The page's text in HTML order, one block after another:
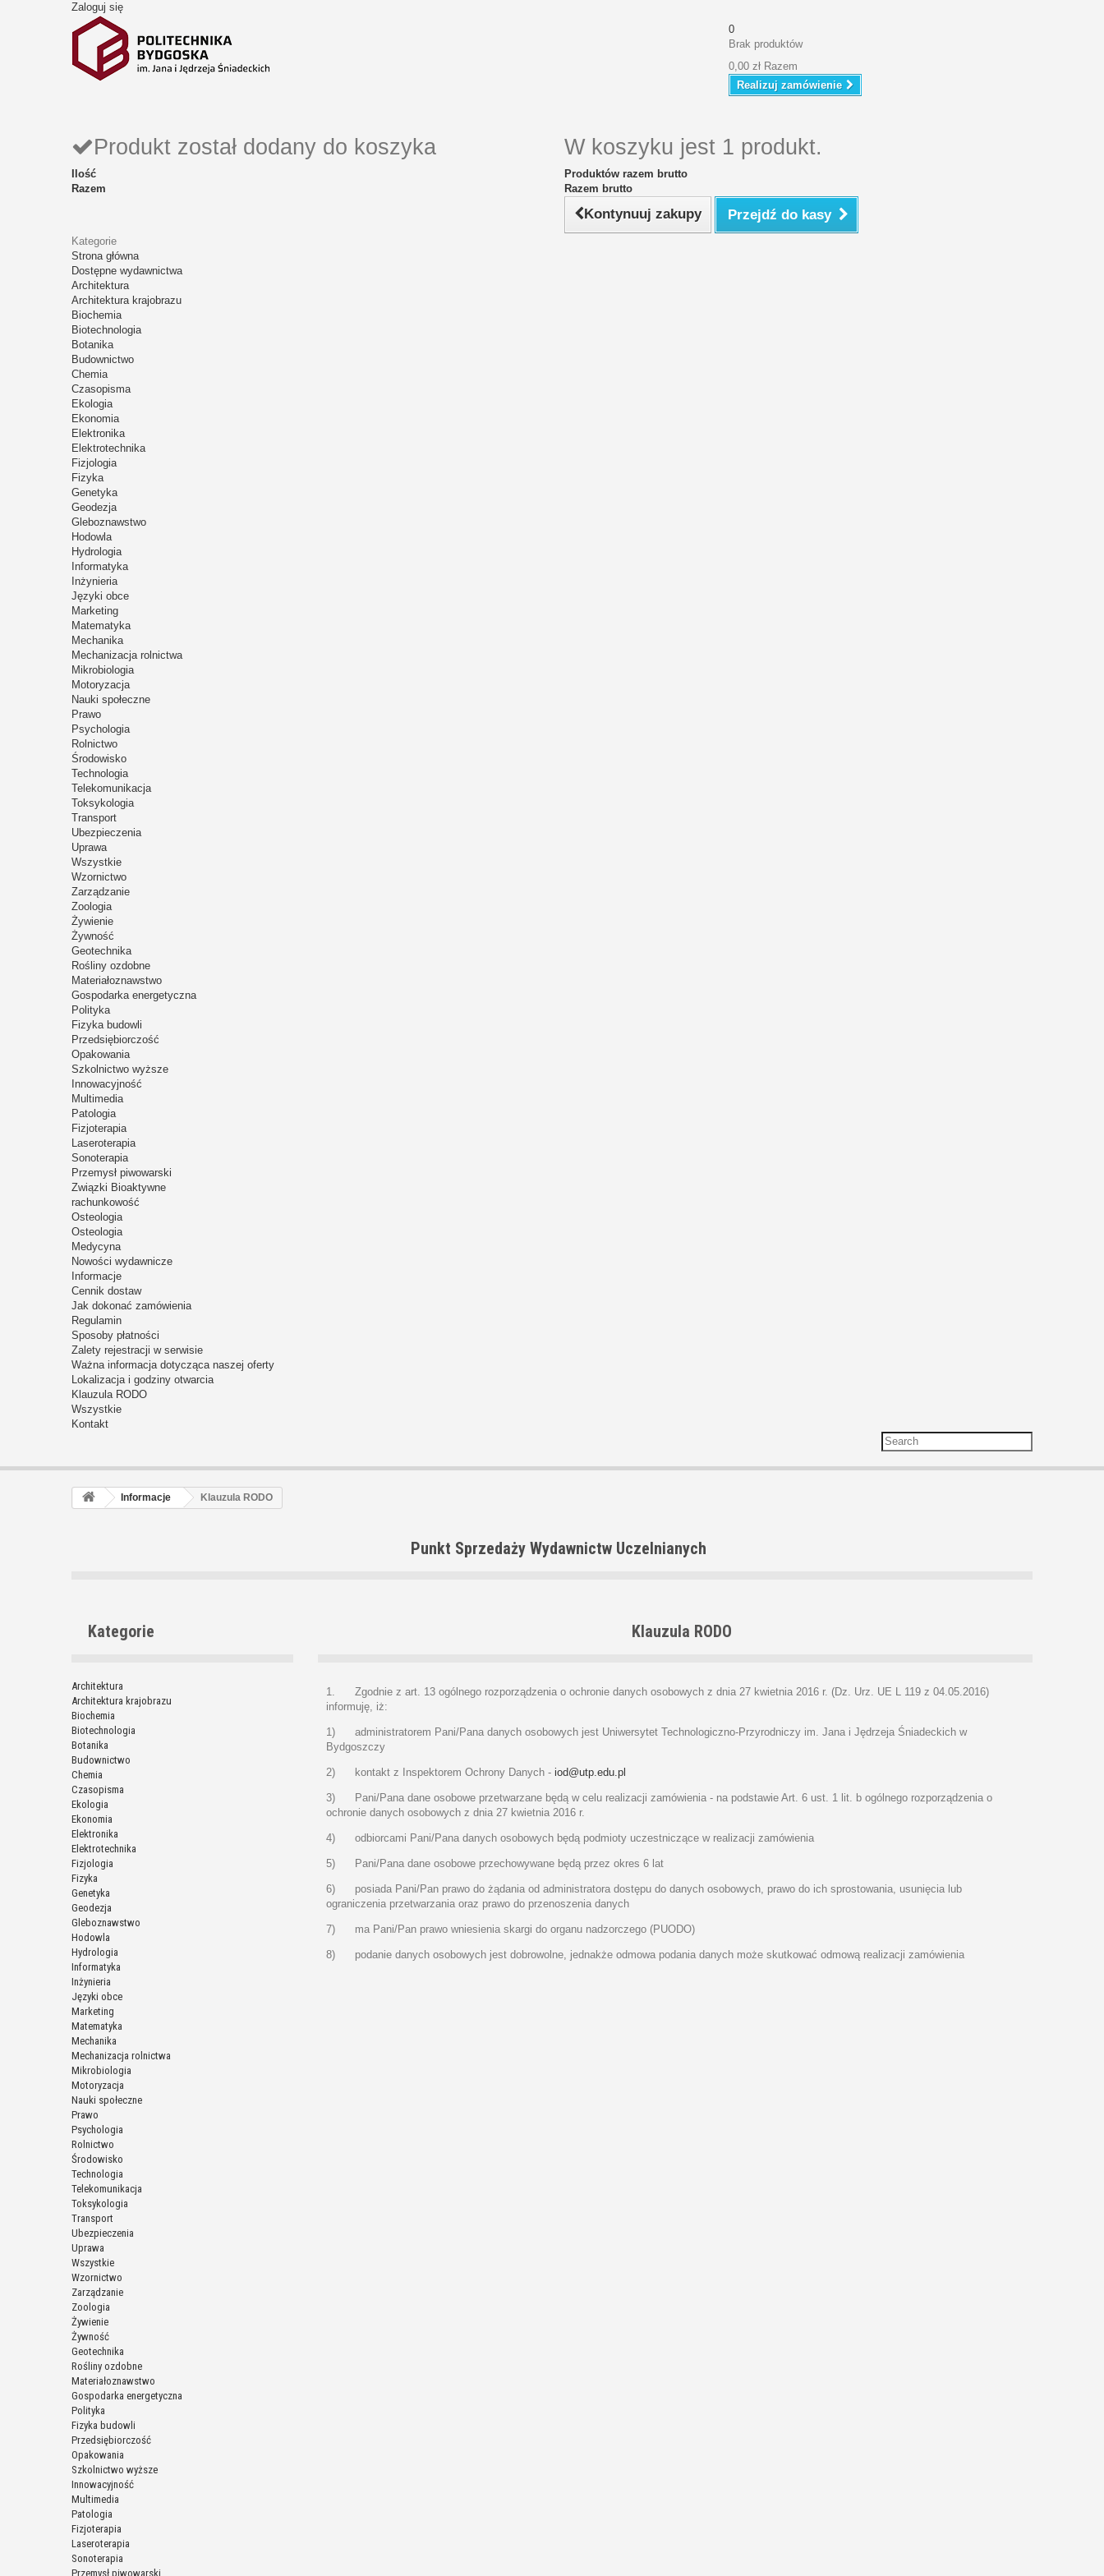
Zaloguj się
0
Brak produktów
0,00 zł Razem
Realizuj zamówienie
Produkt został dodany do koszyka
Ilość
Razem
W koszyku jest 1 produkt.
Produktów razem brutto
Razem brutto
Kontynuuj zakupy Przejdź do kasy
Kategorie
Strona główna
Dostępne wydawnictwa
Architektura
Architektura krajobrazu
Biochemia
Biotechnologia
Botanika
Budownictwo
Chemia
Czasopisma
Ekologia
Ekonomia
Elektronika
Elektrotechnika
Fizjologia
Fizyka
Genetyka
Geodezja
Gleboznawstwo
Hodowla
Hydrologia
Informatyka
Inżynieria
Języki obce
Marketing
Matematyka
Mechanika
Mechanizacja rolnictwa
Mikrobiologia
Motoryzacja
Nauki społeczne
Prawo
Psychologia
Rolnictwo
Środowisko
Technologia
Telekomunikacja
Toksykologia
Transport
Ubezpieczenia
Uprawa
Wszystkie
Wzornictwo
Zarządzanie
Zoologia
Żywienie
Żywność
Geotechnika
Rośliny ozdobne
Materiałoznawstwo
Gospodarka energetyczna
Polityka
Fizyka budowli
Przedsiębiorczość
Opakowania
Szkolnictwo wyższe
Innowacyjność
Multimedia
Patologia
Fizjoterapia
Laseroterapia
Sonoterapia
Przemysł piwowarski
Związki Bioaktywne
rachunkowość
Osteologia
Osteologia
Medycyna
Nowości wydawnicze
Informacje
Cennik dostaw
Jak dokonać zamówienia
Regulamin
Sposoby płatności
Zalety rejestracji w serwisie
Ważna informacja dotycząca naszej oferty
Lokalizacja i godziny otwarcia
Klauzula RODO
Wszystkie
Kontakt
Informacje Klauzula RODO
Punkt Sprzedaży Wydawnictw Uczelnianych
Kategorie
Architektura
Architektura krajobrazu
Biochemia
Biotechnologia
Botanika
Budownictwo
Chemia
Czasopisma
Ekologia
Ekonomia
Elektronika
Elektrotechnika
Fizjologia
Fizyka
Genetyka
Geodezja
Gleboznawstwo
Hodowla
Hydrologia
Informatyka
Inżynieria
Języki obce
Marketing
Matematyka
Mechanika
Mechanizacja rolnictwa
Mikrobiologia
Motoryzacja
Nauki społeczne
Prawo
Psychologia
Rolnictwo
Środowisko
Technologia
Telekomunikacja
Toksykologia
Transport
Ubezpieczenia
Uprawa
Wszystkie
Wzornictwo
Zarządzanie
Zoologia
Żywienie
Żywność
Geotechnika
Rośliny ozdobne
Materiałoznawstwo
Gospodarka energetyczna
Polityka
Fizyka budowli
Przedsiębiorczość
Opakowania
Szkolnictwo wyższe
Innowacyjność
Multimedia
Patologia
Fizjoterapia
Laseroterapia
Sonoterapia
Przemysł piwowarski
Klauzula RODO
1. Zgodnie z art. 13 ogólnego rozporządzenia o ochronie danych osobowych z dnia 27 kwietnia 2016 r. (Dz. Urz. UE L 119 z 04.05.2016)
informuję, iż:
1) administratorem Pani/Pana danych osobowych jest Uniwersytet Technologiczno-Przyrodniczy im. Jana i Jędrzeja Śniadeckich w
Bydgoszczy
2) kontakt z Inspektorem Ochrony Danych - iod@utp.edu.pl
3) Pani/Pana dane osobowe przetwarzane będą w celu realizacji zamówienia - na podstawie Art. 6 ust. 1 lit. b ogólnego rozporządzenia o
ochronie danych osobowych z dnia 27 kwietnia 2016 r.
4) odbiorcami Pani/Pana danych osobowych będą podmioty uczestniczące w realizacji zamówienia
5) Pani/Pana dane osobowe przechowywane będą przez okres 6 lat
6) posiada Pani/Pan prawo do żądania od administratora dostępu do danych osobowych, prawo do ich sprostowania, usunięcia lub
ograniczenia przetwarzania oraz prawo do przenoszenia danych
7) ma Pani/Pan prawo wniesienia skargi do organu nadzorczego (PUODO)
8) podanie danych osobowych jest dobrowolne, jednakże odmowa podania danych może skutkować odmową realizacji zamówienia